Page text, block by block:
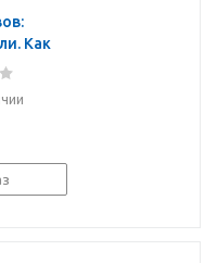
Как